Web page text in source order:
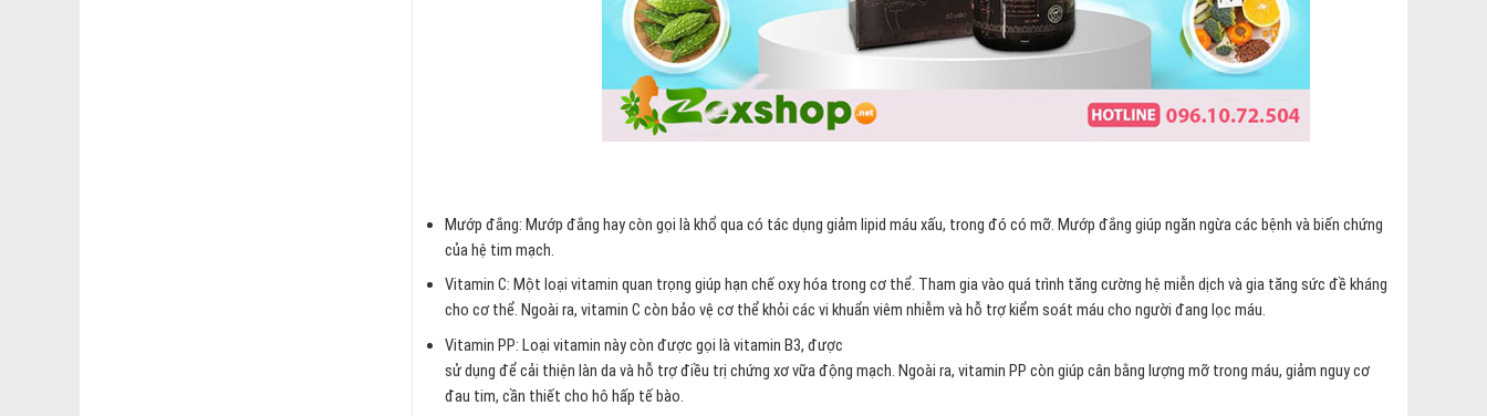
Mướp đắng: Mướp đắng hay còn gọi là khổ qua có tác dụng giảm lipid máu xấu, trong đó có mỡ. Mướp đắng giúp ngăn ngừa các bệnh và biến chứng
của hệ tim mạch.
Vitamin C: Một loại vitamin quan trọng giúp hạn chế oxy hóa trong cơ thể. Tham gia vào quá trình tăng cường hệ miễn dịch và gia tăng sức đề kháng
cho cơ thể. Ngoài ra, vitamin C còn bảo vệ cơ thể khỏi các vi khuẩn viêm nhiễm và hỗ trợ kiểm soát máu cho người đang lọc máu.
Vitamin PP:Loại vitamin này còn được gọi là vitamin B3, được
sử dụng để cải thiện làn da và hỗ trợ điều trị chứng xơ vữa động mạch. Ngoài ra, vitamin PP còn giúp cân bằng lượng mỡ trong máu, giảm nguy cơ
đau tim, cần thiết cho hô hấp tế bào.